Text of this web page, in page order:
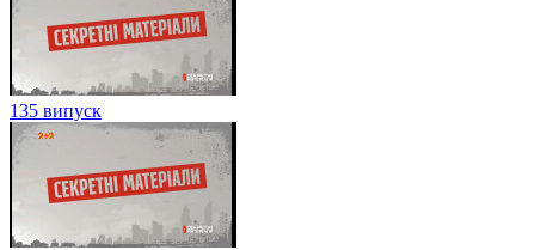
135 випуск